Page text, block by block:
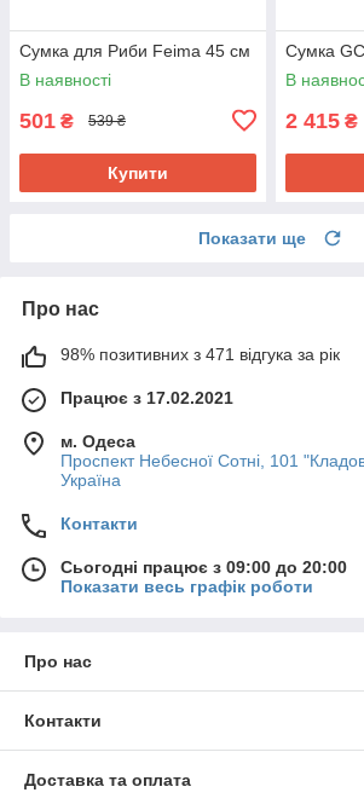
Сумка для Риби Feima 45 см
В наявності
501 ₴ 539 ₴
Купити
Сумка
В
2 415 ₴
Показати ще
Про нас
98% позитивних з 471 відгука за рік
Працює з 17.02.2021
м. Одеса
Проспект Небесної Сотні, 101
Україна
Контакти
Сьогодні працює з 09:00 до 20:00
Показати весь графік роботи
Про нас
Контакти
Доставка та оплата